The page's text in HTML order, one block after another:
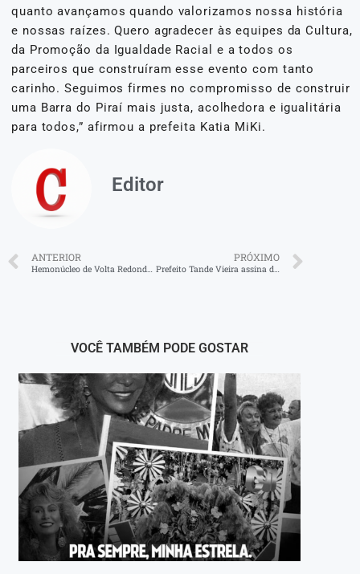
quanto avançamos quando valorizamos nossa história
e nossas raízes. Quero agradecer às equipes da Cultura,
da Promoção da Igualdade Racial e a todos os
parceiros que construíram esse evento com tanto
carinho. Seguimos firmes no compromisso de construir
uma Barra do Piraí mais justa, acolhedora e igualitária
para todos,” afirmou a prefeita Katia MiKi.
Editor
ANTERIOR
Hemonúcleo de Volta Redonda terá campanha pelo Dia Nacional do Doador Voluntário de Sangue
PRÓXIMO
Prefeito Tande Vieira assina decreto que reforça ecossistema de inovação em Resende
VOCÊ TAMBÉM PODE GOSTAR